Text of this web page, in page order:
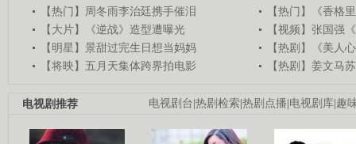
【热门】周冬雨李治廷携手催泪
【热门】《香格
【大片】《逆战》造型遭曝光
【视频】张国强
【明星】景甜过完生日想当妈妈
【热剧】《美人
【将映】五月天集体跨界拍电影
【热剧】姜文马
电视剧台 热剧检索 热剧点播 电视剧库 趣
电视剧推荐